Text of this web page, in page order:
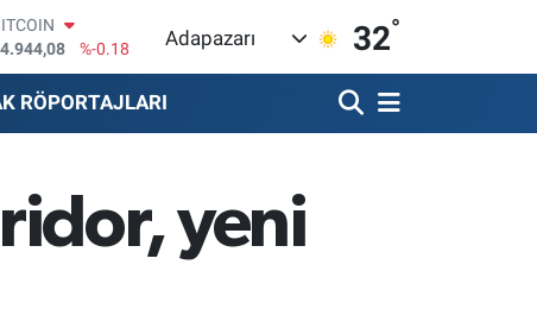
%0.18
%0.32
6660.55
%0.03
%-14
Adapazarı 32°
RÖPORTAJLARI
yeni